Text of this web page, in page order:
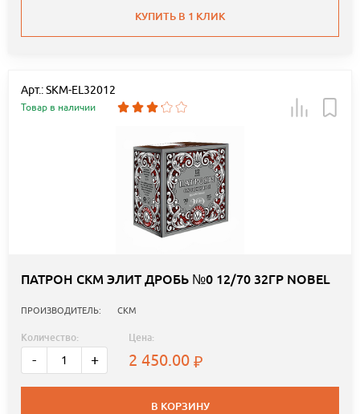
КУПИТЬ В 1 КЛИК
Арт.: SKM-EL32012
Товар в наличии
ПАТРОН СКМ ЭЛИТ ДРОБЬ №0 12/70 32ГР NOBEL
ПРОИЗВОДИТЕЛЬ: СКМ
Количество:
- +
Цена:
2 450.00
В КОРЗИНУ